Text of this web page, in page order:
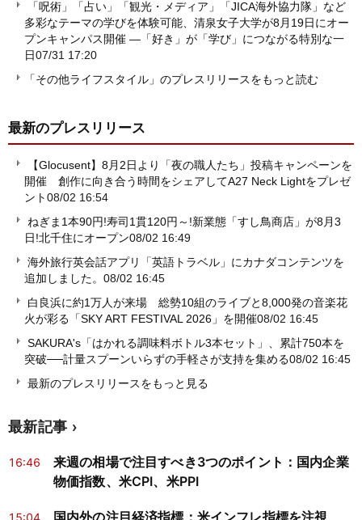
「呪術」「占い」「観光・メディア」「JICA海外協力隊」など
多彩なテーマの学びを体験可能、清泉女子大学が8月19日にオー
プンキャンパス開催 ―「好き」が「学び」につながる特別な一
日07/31 17:20
「その他ライフスタイル」のプレスリリースをもっと読む
最新のプレスリリース
【Glocusent】8月2日より「夜の職人たち」投稿キャンペーンを
開催 創作に向き合う時間をシェアしてA27 Neck Lightをプレゼ
ント08/02 16:54
ねぎま1本90円!寿司1貫120円～!新業態「すし鳥商店」が8月3
日!北千住にオープン08/02 16:49
海外旅行英会話アプリ「英語トラベル」にカナダコンテンツを
追加しました。 08/02 16:45
白良浜に約1万人が来場 総勢10組のライブと8,000発の音楽花
火が彩る「SKY ART FESTIVAL 2026」を開催08/02 16:45
SAKURA's「はかれる調味料ボトル3本セット」、累計750本を
突破──計量スプーンいらずの手軽さが支持を集める08/02 16:45
最新のプレスリリースをもっと見る
最新記事
16:46
来週の相場で注目すべき3つのポイント：国内企業
物価指数、米CPI、米PPI